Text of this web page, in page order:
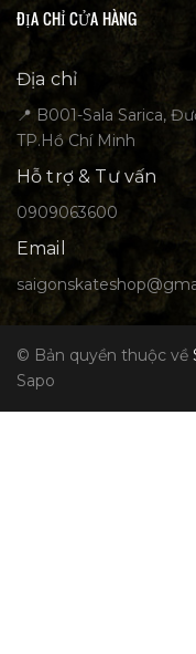
ĐỊA CHỈ CỬA HÀNG
Địa chỉ
📍 B001-Sala Sarica,
TP.Hồ Chí Minh
Hỗ trợ & Tư vấn
0909063600
Email
© Bản quyền thuộc về
Sapo